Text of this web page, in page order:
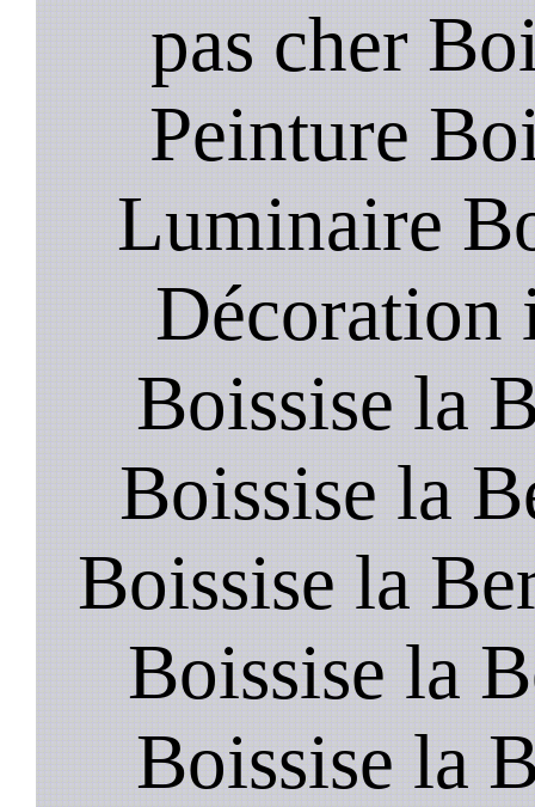
pas cher
Peinture
Luminaire
Décoration
Boissise la
Boissise la
Boissise la
Boissise la
Boissise la